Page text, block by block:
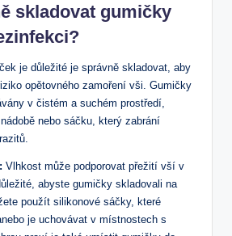
skladovat gumičky
je důležité je správně skladovat, aby
opětovného zamoření vši. Gumičky
v čistém a suchém prostředí,
nebo sáčku, který zabrání
Vlhkost může podporovat přežití vší v
abyste gumičky skladovali na
použít silikonové sáčky, které
je uchovávat v místnostech s